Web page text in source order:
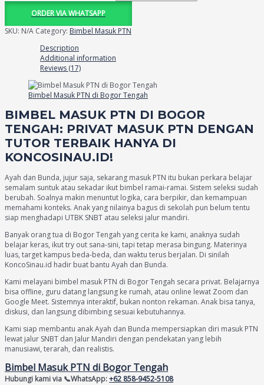
ORDER VIA WHATSAPP
SKU: N/A Category: Bimbel Masuk PTN
Description
Additional information
Reviews (17)
Bimbel Masuk PTN di Bogor Tengah
BIMBEL MASUK PTN DI BOGOR
TENGAH: PRIVAT MASUK PTN DENGAN
TUTOR TERBAIK HANYA DI
KONCOSINAU.ID!
Ayah dan Bunda, jujur saja, sekarang masuk PTN itu bukan perkara belajar
semalam suntuk atau sekadar ikut bimbel ramai-ramai. Sistem seleksi sudah
berubah. Soalnya makin menuntut logika, cara berpikir, dan kemampuan
memahami konteks. Anak yang nilainya bagus di sekolah pun belum tentu
siap menghadapi UTBK SNBT atau seleksi jalur mandiri.
Banyak orang tua di Bogor Tengah yang cerita ke kami, anaknya sudah
belajar keras, ikut try out sana-sini, tapi tetap merasa bingung. Materinya
luas, target kampus beda-beda, dan waktu terus berjalan. Di sinilah
KoncoSinau.id hadir buat bantu Ayah dan Bunda.
Kami melayani bimbel masuk PTN di Bogor Tengah secara privat. Belajarnya
bisa offline, guru datang langsung ke rumah, atau online lewat Zoom dan
Google Meet. Sistemnya interaktif, bukan nonton rekaman. Anak bisa tanya,
diskusi, dan langsung dibimbing sesuai kebutuhannya.
Kami siap membantu anak Ayah dan Bunda mempersiapkan diri masuk PTN
lewat jalur SNBT dan Jalur Mandiri dengan pendekatan yang lebih
manusiawi, terarah, dan realistis.
Bimbel Masuk PTN di Bogor Tengah
Hubungi kami via 📞WhatsApp:+62 858-9452-5108